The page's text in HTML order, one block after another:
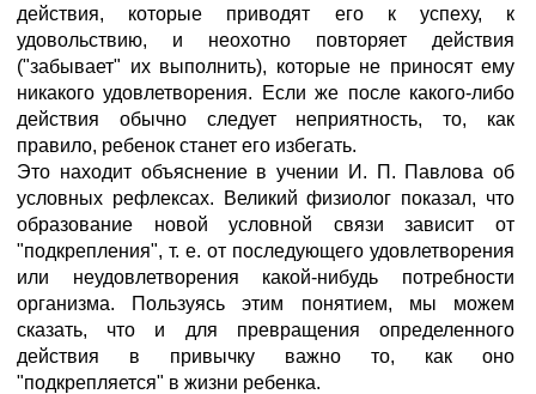
действия, которые приводят его к успеху, к
удовольствию, и неохотно повторяет действия
("забывает" их выполнить), которые не приносят ему
никакого удовлетворения. Если же после какого-либо
действия обычно следует неприятность, то, как
правило, ребенок станет его избегать.
Это находит объяснение в учении И. П. Павлова об
условных рефлексах. Великий физиолог показал, что
образование новой условной связи зависит от
"подкрепления", т. е. от последующего удовлетворения
или неудовлетворения какой-нибудь потребности
организма. Пользуясь этим понятием, мы можем
сказать, что и для превращения определенного
действия в привычку важно то, как оно
"подкрепляется" в жизни ребенка.